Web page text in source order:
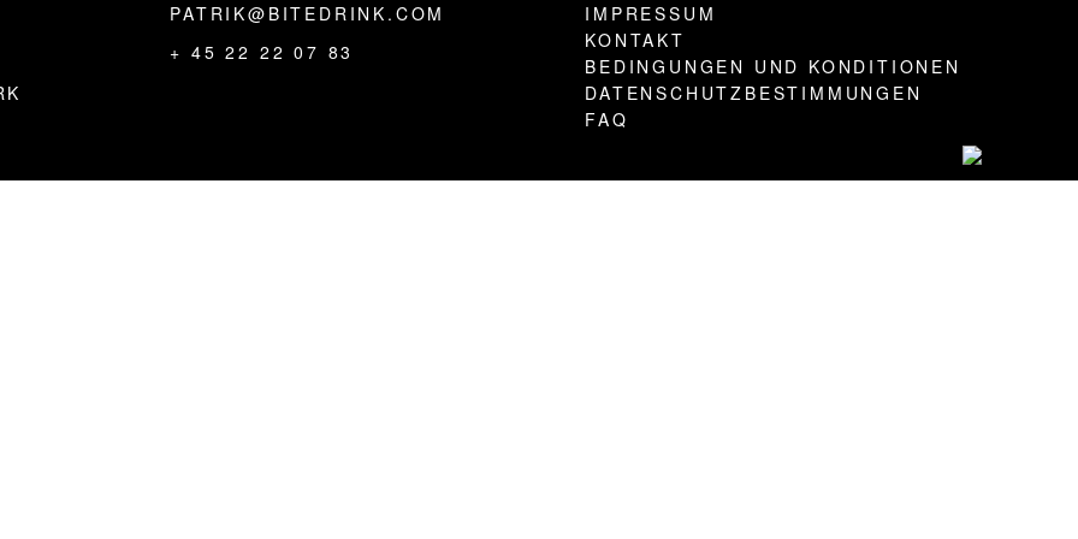
PATRIK@BITEDRINK.COM
+ 45 22 22 07 83
IMPRESSUM
KONTAKT
BEDINGUNGEN UND KONDITIONEN
DATENSCHUTZBESTIMMUNGEN
FAQ